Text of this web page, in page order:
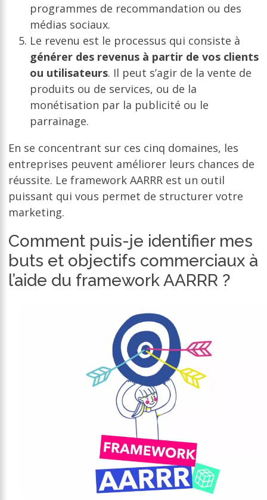
programmes de recommandation ou des
médias sociaux.
Le revenu est le processus qui consiste à
générer des revenus à partir de vos clients
ou utilisateurs. Il peut s’agir de la vente de
produits ou de services, ou de la
monétisation par la publicité ou le
parrainage.
En se concentrant sur ces cinq domaines, les
entreprises peuvent améliorer leurs chances de
réussite. Le framework AARRR est un outil
puissant qui vous permet de structurer votre
marketing.
Comment puis-je identifier mes
buts et objectifs commerciaux à
l’aide du framework AARRR ?